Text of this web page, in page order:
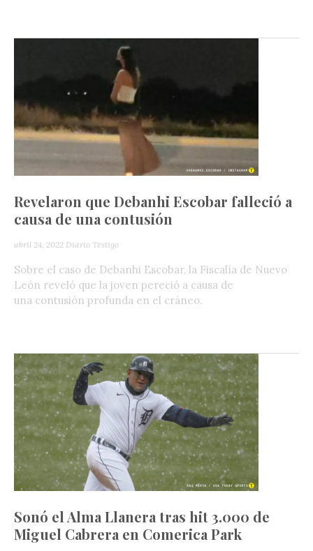
Revelaron que Debanhi Escobar falleció a
causa de una contusión
abril 24, 2022 Diario Testigo
Sobre el caso de Debanhi Escobar, la Fiscalía de Nuevo
León reveló que la joven pereció a causa de
una contusión profunda en el cráneo.
Sonó el Alma Llanera tras hit 3.000 de
Miguel Cabrera en Comerica Park